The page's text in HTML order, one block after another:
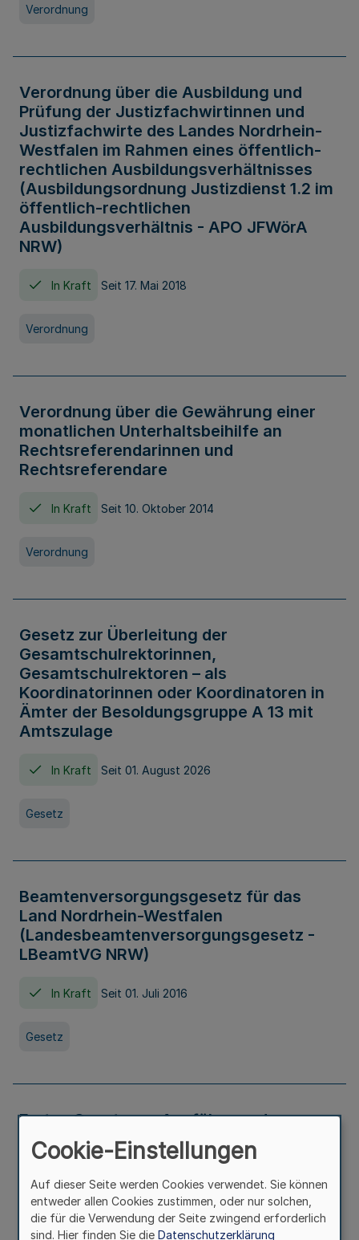
Verordnung
Verordnung über die Ausbildung und
Prüfung der Justizfachwirtinnen und
Justizfachwirte des Landes Nordrhein-
Westfalen im Rahmen eines öffentlich-
rechtlichen Ausbildungsverhältnisses
(Ausbildungsordnung Justizdienst 1.2 im
öffentlich-rechtlichen
Ausbildungsverhältnis - APO JFWörA
NRW)
In Kraft Seit 17. Mai 2018
Verordnung
Verordnung über die Gewährung einer
monatlichen Unterhaltsbeihilfe an
Rechtsreferendarinnen und
Rechtsreferendare
In Kraft Seit 10. Oktober 2014
Verordnung
Gesetz zur Überleitung der
Gesamtschulrektorinnen,
Gesamtschulrektoren – als
Koordinatorinnen oder Koordinatoren in
Ämter der Besoldungsgruppe A 13 mit
Amtszulage
In Kraft Seit 01. August 2026
Gesetz
Beamtenversorgungsgesetz für das
Land Nordrhein-Westfalen
(Landesbeamtenversorgungsgesetz -
LBeamtVG NRW)
In Kraft Seit 01. Juli 2016
Gesetz
Erstes Gesetz zur Ausführung des
Kinder- und Jugendhilfegesetzes - AG -
KJHG -
In Kraft Seit 01. Januar 1991
Cookie-Einstellungen
Auf dieser Seite werden Cookies verwendet. Sie können
entweder allen Cookies zustimmen, oder nur solchen,
die für die Verwendung der Seite zwingend erforderlich
sind. Hier finden Sie die Datenschutzerklärung